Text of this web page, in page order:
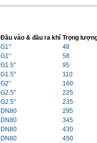
Đầu vào & đầu ra khí Trọng
G1" 48
G1" 58
G1.5" 95
G1.5" 110
G2" 160
G2.5" 225
G2.5" 235
DN80 295
DN80 345
DN80 430
DN80 450